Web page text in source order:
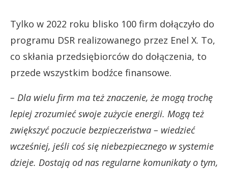
Tylko w 2022 roku blisko 100 firm dołączyło do
programu DSR realizowanego przez Enel X. To,
co skłania przedsiębiorców do dołączenia, to
przede wszystkim bodźce finansowe.
– Dla wielu firm ma też znaczenie, że mogą trochę
lepiej zrozumieć swoje zużycie energii. Mogą też
zwiększyć poczucie bezpieczeństwa – wiedzieć
wcześniej, jeśli coś się niebezpiecznego w systemie
dzieje. Dostają od nas regularne komunikaty o tym,